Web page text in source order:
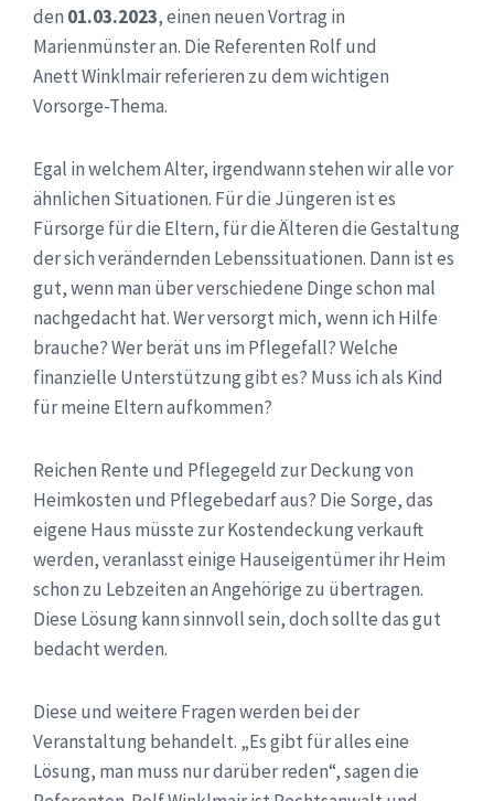
den 01.03.2023, einen neuen Vortrag in
Marienmünster an. Die Referenten Rolf und
Anett Winklmair referieren zu dem wichtigen
Vorsorge-Thema.
Egal in welchem Alter, irgendwann stehen wir alle vor
ähnlichen Situationen. Für die Jüngeren ist es
Fürsorge für die Eltern, für die Älteren die Gestaltung
der sich verändernden Lebenssituationen. Dann ist es
gut, wenn man über verschiedene Dinge schon mal
nachgedacht hat. Wer versorgt mich, wenn ich Hilfe
brauche? Wer berät uns im Pflegefall? Welche
finanzielle Unterstützung gibt es? Muss ich als Kind
für meine Eltern aufkommen?
Reichen Rente und Pflegegeld zur Deckung von
Heimkosten und Pflegebedarf aus? Die Sorge, das
eigene Haus müsste zur Kostendeckung verkauft
werden, veranlasst einige Hauseigentümer ihr Heim
schon zu Lebzeiten an Angehörige zu übertragen.
Diese Lösung kann sinnvoll sein, doch sollte das gut
bedacht werden.
Diese und weitere Fragen werden bei der
Veranstaltung behandelt. „Es gibt für alles eine
Lösung, man muss nur darüber reden“, sagen die